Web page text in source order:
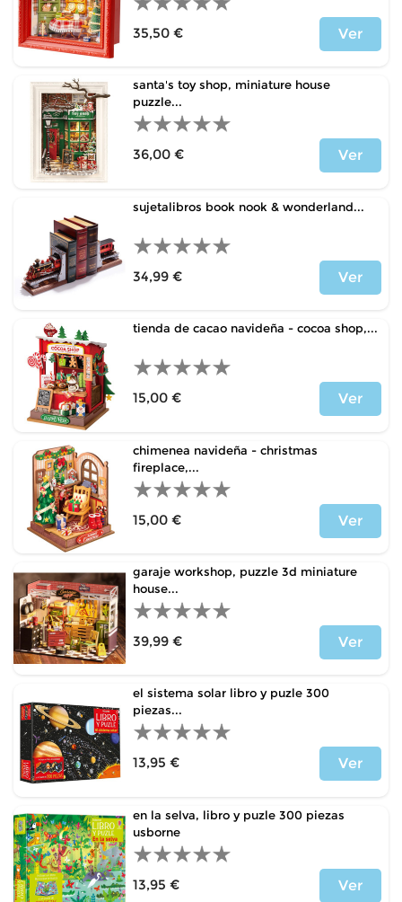
35,50 €
Ver
santa's toy shop, miniature house
puzzle...
36,00 €
Ver
sujetalibros book nook & wonderland...
34,99 €
Ver
tienda de cacao navideña - cocoa shop,...
15,00 €
Ver
chimenea navideña - christmas
fireplace,...
15,00 €
Ver
garaje workshop, puzzle 3d miniature
house...
39,99 €
Ver
el sistema solar libro y puzle 300
piezas...
13,95 €
Ver
en la selva, libro y puzle 300 piezas
usborne
13,95 €
Ver